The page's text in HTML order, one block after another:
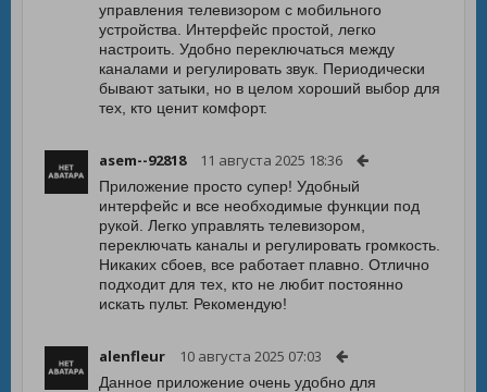
управления телевизором с мобильного
устройства. Интерфейс простой, легко
настроить. Удобно переключаться между
каналами и регулировать звук. Периодически
бывают затыки, но в целом хороший выбор для
тех, кто ценит комфорт.
asem--92818 11 августа 2025 18:36
Приложение просто супер! Удобный
интерфейс и все необходимые функции под
рукой. Легко управлять телевизором,
переключать каналы и регулировать громкость.
Никаких сбоев, все работает плавно. Отлично
подходит для тех, кто не любит постоянно
искать пульт. Рекомендую!
alenfleur 10 августа 2025 07:03
Данное приложение очень удобно для